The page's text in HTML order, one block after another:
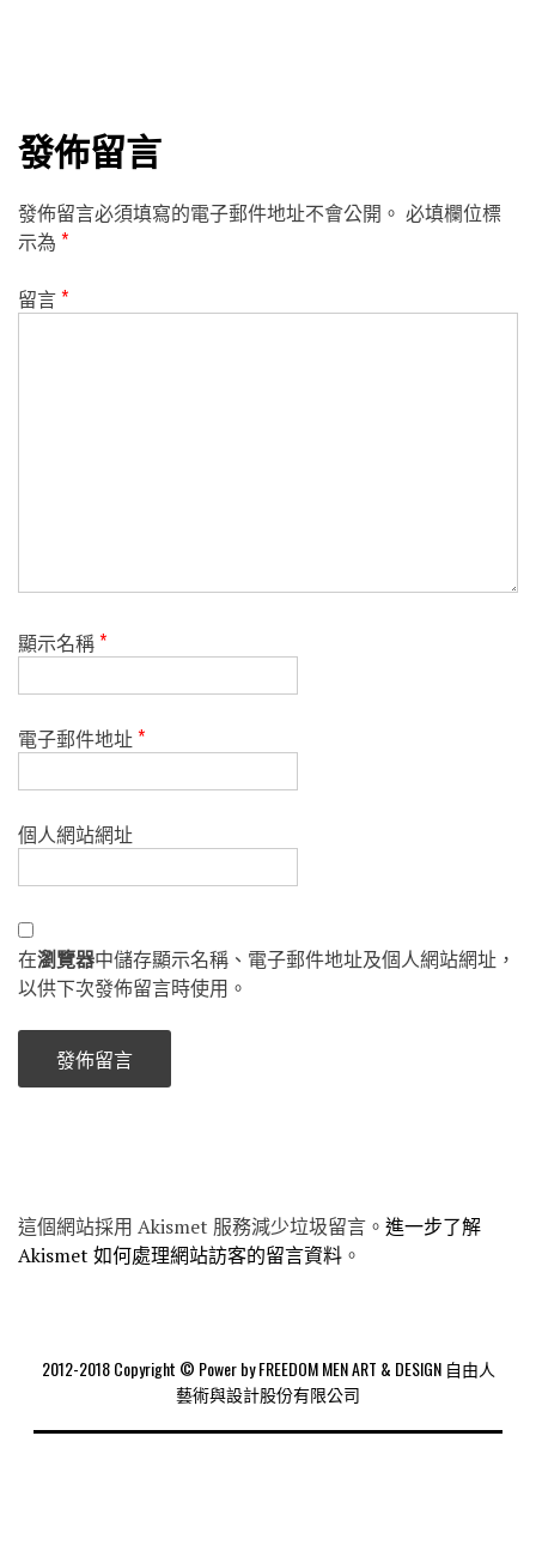
發佈留言
發佈留言必須填寫的電子郵件地址不會公開。 必填欄位標
示為 *
留言*
顯示名稱*
電子郵件地址*
個人網站網址
在瀏覽器中儲存顯示名稱、電子郵件地址及個人網站網址，
以供下次發佈留言時使用。
這個網站採用 Akismet 服務減少垃圾留言。 進一步了解
Akismet 如何處理網站訪客的留言資料 。
2012-2018 Copyright © Power by FREEDOM MEN ART & DESIGN 自由人
藝術與設計股份有限公司